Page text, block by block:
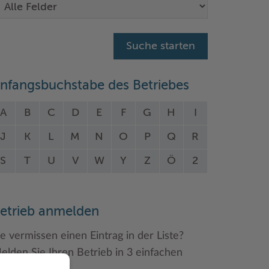
des Betriebes
A B C D E F G H
J K L M N O P Q R
S T U V W Y Z Ö 2
anmelden
vermissen einen Eintrag in der Liste?
Sie Ihren Betrieb in 3 einfachen